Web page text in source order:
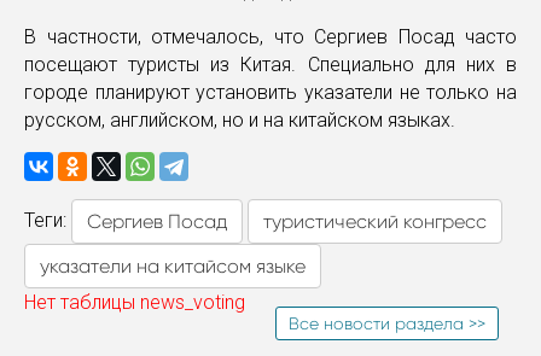
В частности, отмечалось, что Сергиев Посад часто
посещают туристы из Китая. Специально для них в
городе планируют установить указатели не только на
русском, английском, но и на китайском языках.
Теги: Сергиев Посад
туристический конгресс
указатели на китайсом языке
Нет таблицы news_voting
Все новости раздела >>